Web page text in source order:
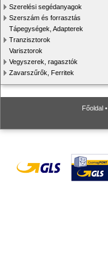
Szerelési segédanyagok
Szerszám és forrasztás
Tápegységek, Adapterek
Tranzisztorok
Varisztorok
Vegyszerek, ragasztók
Zavarszűrők, Ferritek
Főoldal •